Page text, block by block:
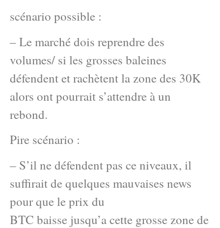
scénario possible :
– Le marché dois reprendre des
volumes/ si les grosses baleines
défendent et rachètent la zone des 30K
alors ont pourrait s’attendre à un
rebond.
Pire scénario :
– S’il ne défendent pas ce niveaux, il
suffirait de quelques mauvaises news
pour que le prix du
BTC baisse jusqu’a cette grosse zone de